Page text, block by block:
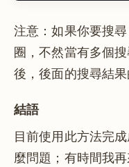
注意：如果你要搜
圈，不然當有多個
後，後面的搜尋結果
結語
目前使用此方法完
麼問題；有時間我